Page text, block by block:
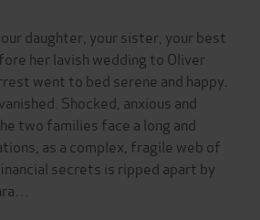
daughter, your sister, your best
her lavish wedding to Oliver
went to bed serene and happy.
Shocked, anxious and
two families face a long and
as a complex, fragile web of
secrets is ripped apart by